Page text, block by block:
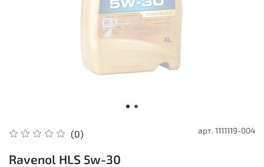
(0) арт. 1111119-004
Ravenol HLS 5w-30